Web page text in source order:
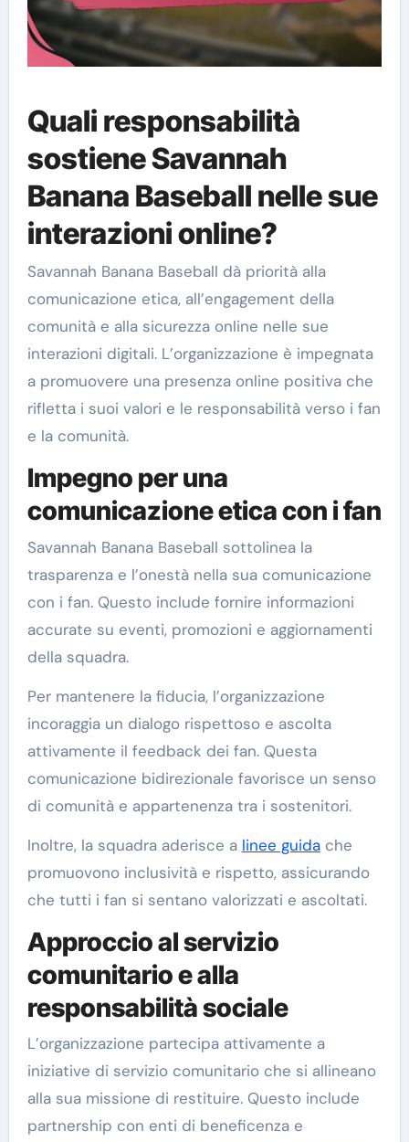
Quali responsabilità
sostiene Savannah
Banana Baseball nelle sue
interazioni online?
Savannah Banana Baseball dà priorità alla
comunicazione etica, all’engagement della
comunità e alla sicurezza online nelle sue
interazioni digitali. L’organizzazione è impegnata
a promuovere una presenza online positiva che
rifletta i suoi valori e le responsabilità verso i fan
e la comunità.
Impegno per una
comunicazione etica con i fan
Savannah Banana Baseball sottolinea la
trasparenza e l’onestà nella sua comunicazione
con i fan. Questo include fornire informazioni
accurate su eventi, promozioni e aggiornamenti
della squadra.
Per mantenere la fiducia, l’organizzazione
incoraggia un dialogo rispettoso e ascolta
attivamente il feedback dei fan. Questa
comunicazione bidirezionale favorisce un senso
di comunità e appartenenza tra i sostenitori.
Inoltre, la squadra aderisce a linee guidache
promuovono inclusività e rispetto, assicurando
che tutti i fan si sentano valorizzati e ascoltati.
Approccio al servizio
comunitario e alla
responsabilità sociale
L’organizzazione partecipa attivamente a
iniziative di servizio comunitario che si allineano
alla sua missione di restituire. Questo include
partnership con enti di beneficenza e